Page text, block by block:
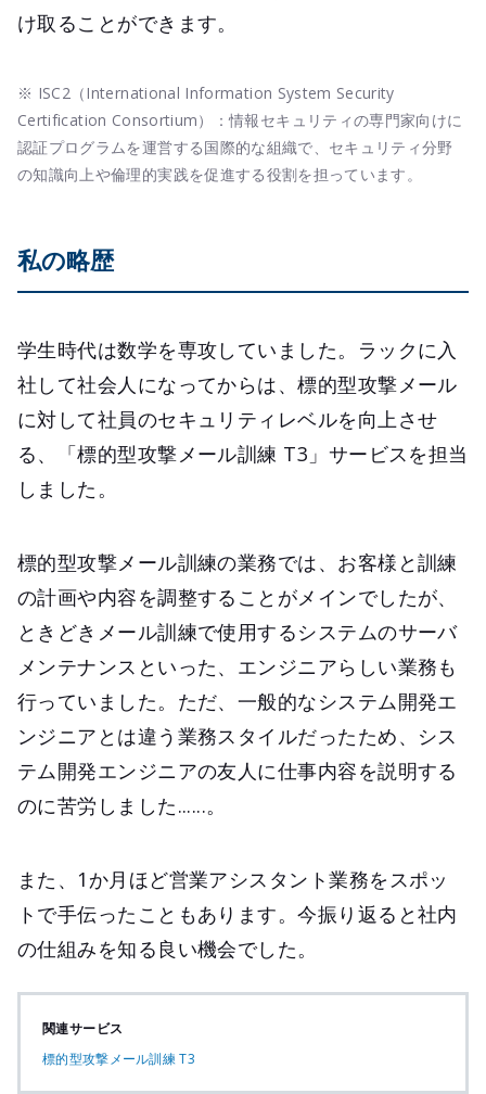
け取ることができます。
※ ISC2（International Information System Security
Certification Consortium）：情報セキュリティの専門家向けに
認証プログラムを運営する国際的な組織で、セキュリティ分野
の知識向上や倫理的実践を促進する役割を担っています。
私の略歴
学生時代は数学を専攻していました。ラックに入
社して社会人になってからは、標的型攻撃メール
に対して社員のセキュリティレベルを向上させ
る、「標的型攻撃メール訓練 T3」サービスを担当
しました。
標的型攻撃メール訓練の業務では、お客様と訓練
の計画や内容を調整することがメインでしたが、
ときどきメール訓練で使用するシステムのサーバ
メンテナンスといった、エンジニアらしい業務も
行っていました。ただ、一般的なシステム開発エ
ンジニアとは違う業務スタイルだったため、シス
テム開発エンジニアの友人に仕事内容を説明する
のに苦労しました......。
また、1か月ほど営業アシスタント業務をスポッ
トで手伝ったこともあります。今振り返ると社内
の仕組みを知る良い機会でした。
関連サービス
標的型攻撃メール訓練 T3